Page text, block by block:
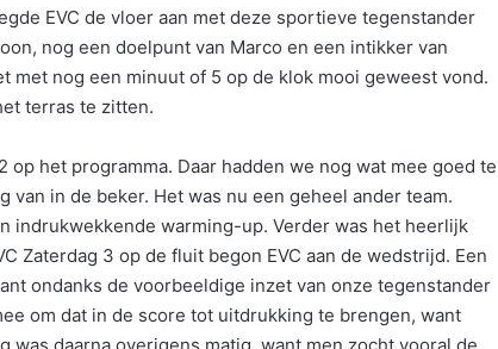
EVC de vloer aan met deze sportieve tegenstander
nog een doelpunt van Marco en een intikker van
met nog een minuut of 5 op de klok mooi geweest vond.
terras te zitten.
het programma. Daar hadden we nog wat mee goed te
in de beker. Het was nu een geheel ander team.
indrukwekkende warming-up. Verder was het heerlijk
Zaterdag 3 op de fluit begon EVC aan de wedstrijd. Een
ondanks de voorbeeldige inzet van onze tegenstander
om dat in de score tot uitdrukking te brengen, want